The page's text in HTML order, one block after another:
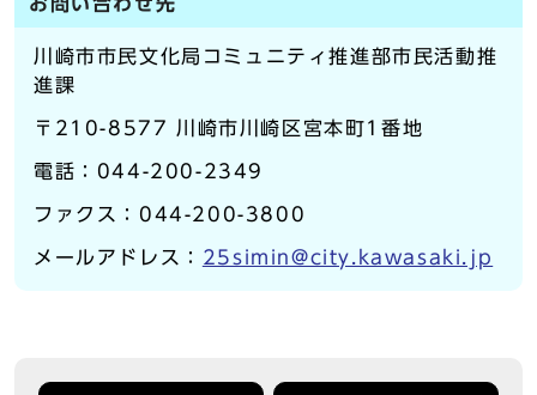
川崎市市民文化局コミュニティ推進部市民活動推
進課
〒210-8577 川崎市川崎区宮本町1番地
電話：044-200-2349
ファクス：044-200-3800
メールアドレス： 25simin@city.kawasaki.jp